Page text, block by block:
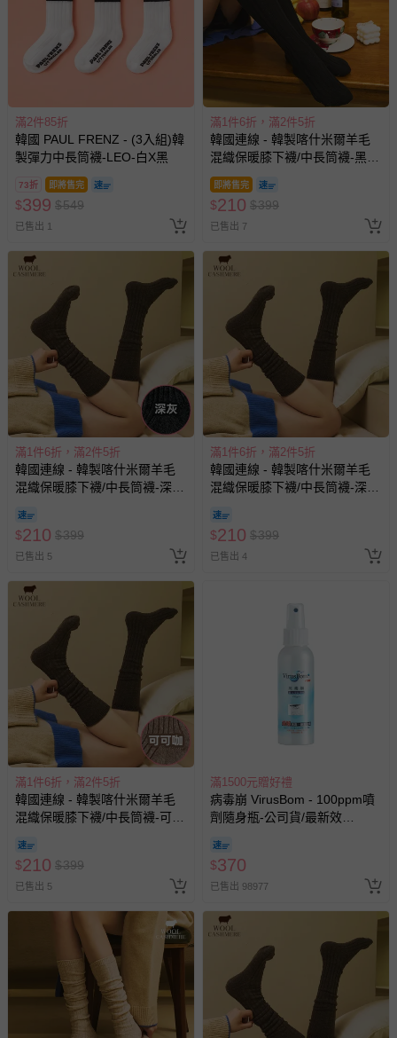
商品實際的配達日期，可於訂單個人資料內的查詢訂單內，
已出貨通知之訊息為主。
如您收到商品，請依正常流程檢查是否完好，若商品遇瑕疵
退貨的辦理流程。
若您對於會員帳號、商品訂購與資訊、購物流程、付款方
式、折價券與購物金的使用、退貨及商品運送方式等有疑
問，你可詳見：媽咪愛客服中心。
預購商品：預購為海外同步代購，遇缺貨即會通知媽咪並協
助取消退款事宜。
商品如因「價格、組合」等錯誤原因，導致無法安排出貨，
償。
滿2件85折
韓國 PAUL FRENZ - (3入組)韓
製彈力中長筒襪-LEO-白X黑
73折 即將售完
$399 $549
已售出 1
滿1件6折，滿2件5折
韓國連線 - 韓製喀什米爾羊毛
混織保暖膝下襪/中長筒襪-黑
(Free[230~260mm])
即將售完
$210 $399
已售出 7
滿1件6折，滿2件5折
韓國連線 - 韓製喀什米爾羊毛
混織保暖膝下襪/中長筒襪-深灰
$210 $399
已售出 5
滿1件6折，滿2件5折
韓國連線 - 韓製喀什米爾羊毛
混織保暖膝下襪/中長筒襪-深棕
$210 $399
已售出 4
滿1件6折，滿2件5折
韓國連線 - 韓製喀什米爾羊毛
混織保暖膝下襪/中長筒襪-可可
$210 $399
已售出 5
滿1500元贈好禮
病毒崩 VirusBom - 100ppm噴
劑隨身瓶-公司貨/最新效
$370
已售出 98977